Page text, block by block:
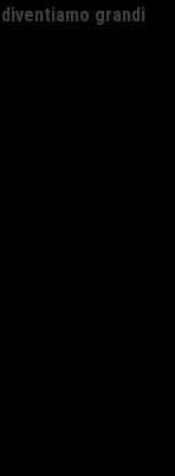
grandi